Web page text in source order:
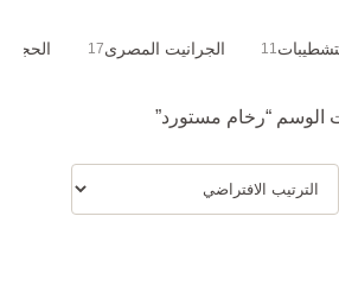
11 الجرانيت المصرى17 الحجر
الوسم “رخام مستورد”